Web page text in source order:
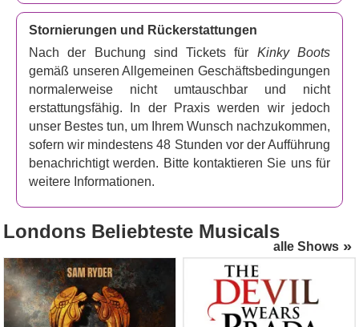
Stornierungen und Rückerstattungen
Nach der Buchung sind Tickets für Kinky Boots
gemäß unseren Allgemeinen Geschäftsbedingungen
normalerweise nicht umtauschbar und nicht
erstattungsfähig. In der Praxis werden wir jedoch
unser Bestes tun, um Ihrem Wunsch nachzukommen,
sofern wir mindestens 48 Stunden vor der Aufführung
benachrichtigt werden. Bitte kontaktieren Sie uns für
weitere Informationen.
alle Shows
Londons Beliebteste Musicals
Jesus Christ Superstar
(London Palladium)
The Devil Wears Prada